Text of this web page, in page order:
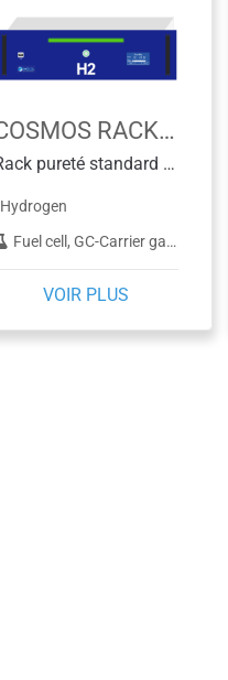
COSMOS RACK MB.H2
Rack pureté standard - Sécheur à membrane statique
Hydrogen
Fuel cell, GC-Carrier gas, GC-FID, GC-FPD, GC-NPD, GC-TCD, Hydrogenation, ICP-MS, Synthetic Diamond (CVD), THA
VOIR PLUS